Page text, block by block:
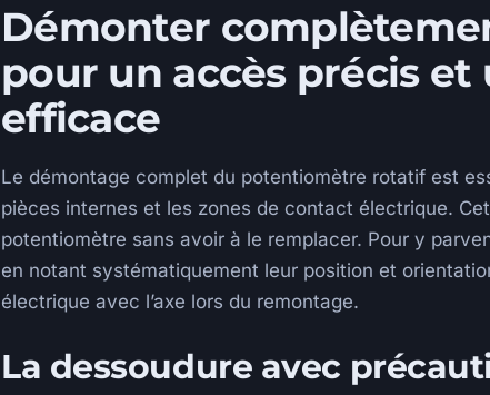
Démonter
pour un accès précis
efficace
Le démontage complet du potentiomètre rotatif est
pièces internes et les zones de contact électrique.
potentiomètre sans avoir à le remplacer. Pour y
en notant systématiquement leur position et
électrique avec l’axe lors du remontage.
La dessoudure avec